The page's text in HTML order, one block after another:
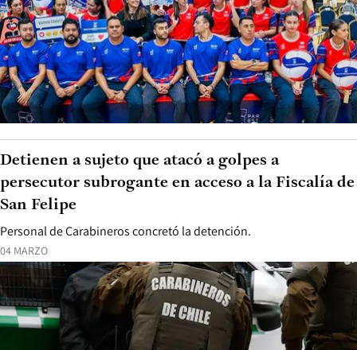
04 MARZO
Personal de Carabineros concretó la detención.
Detienen a sujeto que atacó a golpes a
persecutor subrogante en acceso a la Fiscalía de
San Felipe